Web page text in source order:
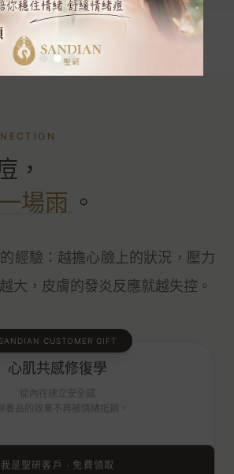
左右滑動探索完整選品
，
場雨 。
經驗：越擔心臉上的狀況，壓力
大，皮膚的發炎反應就越失控。
SANDIAN CUSTOMER GIFT
情緒肌膚
修復課程
堂身心引導 · 終結焦慮循環
心肌共感修復學
從內在建立安全感
養品的效果不再被情緒抵銷。
我是聖研客戶 · 免費領取